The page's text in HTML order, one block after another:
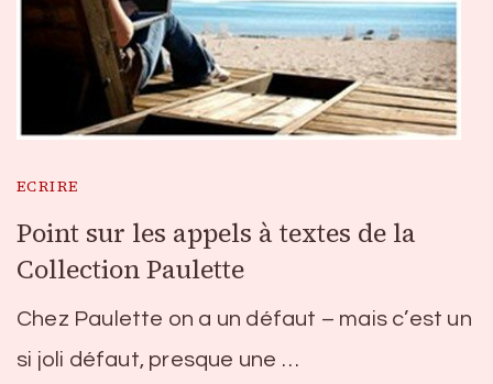
ECRIRE
Point sur les appels à textes de la
Collection Paulette
Chez Paulette on a un défaut – mais c’est un
si joli défaut, presque une …